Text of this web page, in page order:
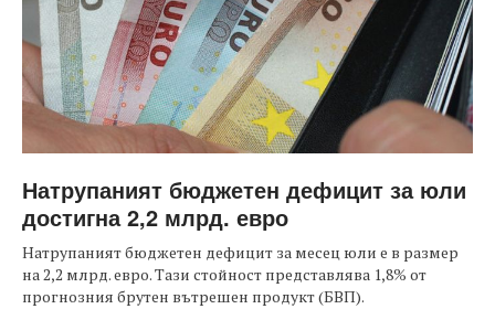
Натрупаният бюджетен дефицит за юли
достигна 2,2 млрд. евро
Натрупаният бюджетен дефицит за месец юли е в размер
на 2,2 млрд. евро. Тази стойност представлява 1,8% от
прогнозния брутен вътрешен продукт (БВП).